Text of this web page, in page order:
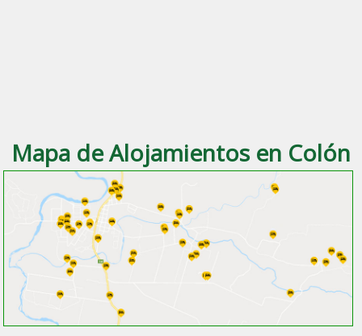
Mapa de Alojamientos en Colón